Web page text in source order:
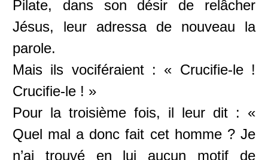
Pilate, dans son désir de relâcher
Jésus, leur adressa de nouveau la
parole.
Mais ils vociféraient : « Crucifie-le !
Crucifie-le ! »
Pour la troisième fois, il leur dit : «
Quel mal a donc fait cet homme ? Je
n’ai trouvé en lui aucun motif de